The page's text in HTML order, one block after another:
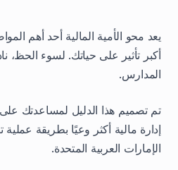
يعد محو الأمية المالية أحد أهم
أكبر تأثير على حياتك. لسوء الحظ،
المدارس.
تم تصميم هذا الدليل لمساعدتك على
إدارة مالية أكثر وعيًا بطريقة
الإمارات العربية المتحدة.